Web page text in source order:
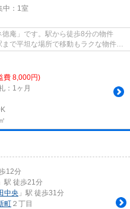
： 1室
庵」です。駅から徒歩8分の物件
で平坦な場所で移動もラクな物件で
費 8,000円)
：1ヶ月
12分
」駅 徒歩21分
中央 」駅 徒歩31分
町 ２丁目